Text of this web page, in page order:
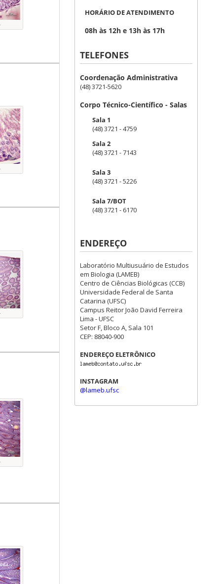
HORÁRIO DE ATENDIMENTO
08h às 12h e 13h às 17h
TELEFONES
Coordenação Administrativa
(48) 3721-5620
Corpo Técnico-Científico - Salas
Sala 1
(48) 3721 - 4759
Sala 2
(48) 3721 - 7143
Sala 3
(48) 3721 - 5226
Sala 7/BOT
(48) 3721 - 6170
ENDEREÇO
Laboratório Multiusuário de Estudos
em Biologia (LAMEB)
Centro de Ciências Biológicas (CCB)
Universidade Federal de Santa
Catarina (UFSC)
Campus Reitor João David Ferreira
Lima - UFSC
Setor F, Bloco A, Sala 101
CEP: 88040-900
ENDEREÇO ELETRÔNICO
INSTAGRAM
@lameb.ufsc